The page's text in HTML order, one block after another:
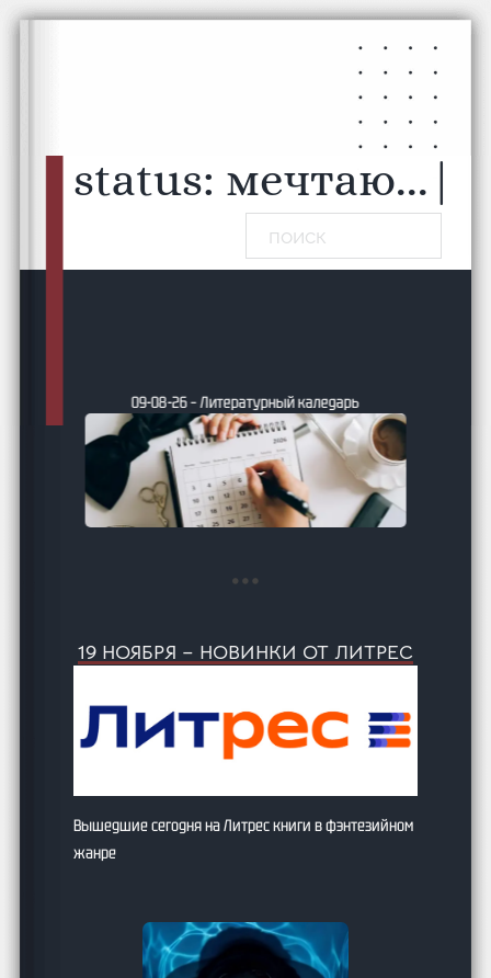
Перейти к основному содержанию
Перейти к нижнему колонтитулу
status: мечтаю... |
Поиск
09-08-26 – Литературный каледарь
19 НОЯБРЯ – НОВИНКИ ОТ ЛИТРЕС
Вышедшие сегодня на Литрес книги в фэнтезийном
жанре